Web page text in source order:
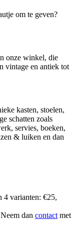
om te geven?
onze winkel, die
vintage en antiek tot
kasten, stoelen,
schatten zoals
servies, boeken,
& luiken en dan
4 varianten: €25,
dan contact met